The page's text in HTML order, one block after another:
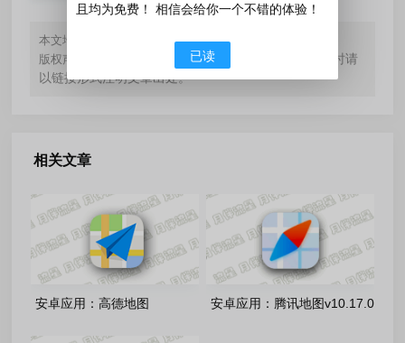
本文地址： https://www.yueblx.com/?id=176
版权声明：
如无特殊标注，文章均为本站原创，转载时请
以链接形式注明文章出处。
相关文章
安卓应用：高德地图
安卓应用：腾讯地图v10.17.0
且均为免费！ 相信会给你一个不错的体验！
已读